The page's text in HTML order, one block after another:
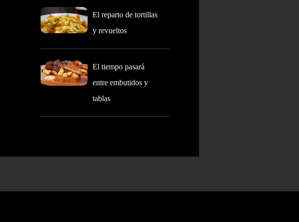
El reparto de tortillas
y revueltos
El tiempo pasará
entre embutidos y
tablas